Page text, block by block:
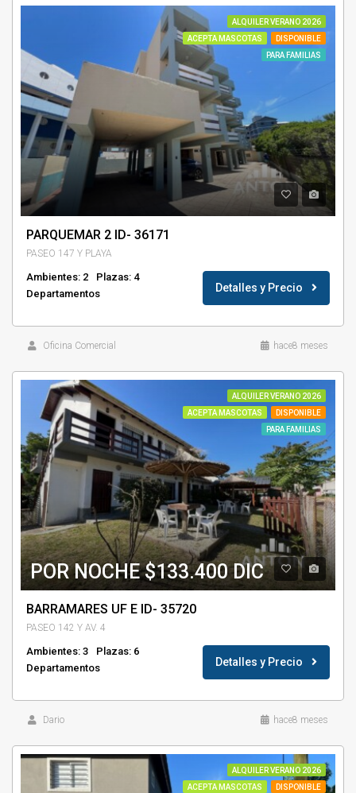
ALQUILER VERANO 2026
ACEPTA MASCOTAS
DISPONIBLE
PARA FAMILIAS
PARQUEMAR 2 ID- 36171
PASEO 147 Y PLAYA
Ambientes: 2
Plazas: 4
Departamentos
Detalles y Precio
Oficina Comercial hace8 meses
ALQUILER VERANO 2026
ACEPTA MASCOTAS
DISPONIBLE
PARA FAMILIAS
POR NOCHE $133.400 DIC
BARRAMARES UF E ID- 35720
PASEO 142 Y AV. 4
Ambientes: 3
Plazas: 6
Departamentos
Detalles y Precio
Dario hace8 meses
ALQUILER VERANO 2026
ACEPTA MASCOTAS
DISPONIBLE